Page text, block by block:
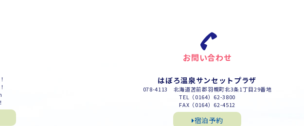
お問い合わせ
はぼろ温泉サンセットプラザ
078-4113 北海道苫前郡羽幌町北3条1丁目29番地
TEL（0164）62-3800
FAX（0164）62-4512
宿泊予約